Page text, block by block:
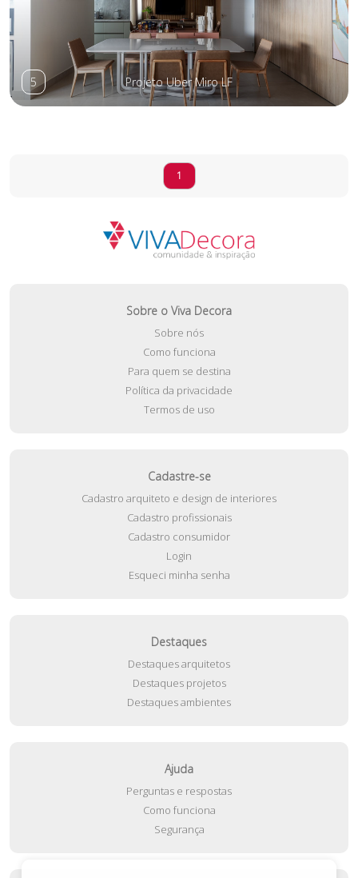
5 Projeto Uber Miro LF
1
Sobre o Viva Decora
Sobre nós
Como funciona
Para quem se destina
Política da privacidade
Termos de uso
Cadastre-se
Cadastro arquiteto e design de interiores
Cadastro profissionais
Cadastro consumidor
Login
Esqueci minha senha
Destaques
Destaques arquitetos
Destaques projetos
Destaques ambientes
Ajuda
Perguntas e respostas
Como funciona
Segurança